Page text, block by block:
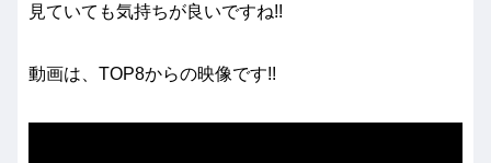
見ていても気持ちが良いですね!!
動画は、TOP8からの映像です!!